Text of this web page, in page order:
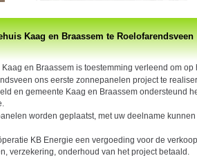
Kaag en Braassem te Roelofarendsveen
en Braassem is toestemming verleend om
ons eerste zonnepanelen project te
en gemeente Kaag en Braassem ondersteund
worden geplaatst, met uw deelname
KB Energie een vergoeding voor de
verzekering, onderhoud van het project betaald.